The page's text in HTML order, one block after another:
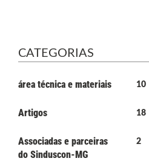
CATEGORIAS
área técnica e materiais 10
Artigos 18
Associadas e parceiras
do Sinduscon-MG
2